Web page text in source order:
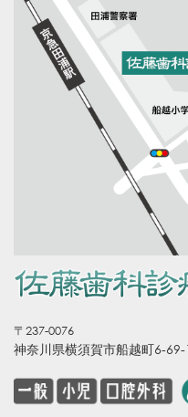
〒237-0076
神奈川県横須賀市船越町6-69-